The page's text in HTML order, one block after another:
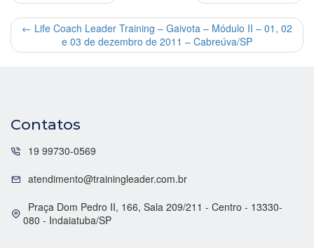
← Life Coach Leader Training – Gaivota – Módulo II – 01, 02
e 03 de dezembro de 2011 – Cabreúva/SP
Contatos
19 99730-0569
atendimento@trainingleader.com.br
Praça Dom Pedro II, 166, Sala 209/211 - Centro - 13330-
080 - Indaiatuba/SP